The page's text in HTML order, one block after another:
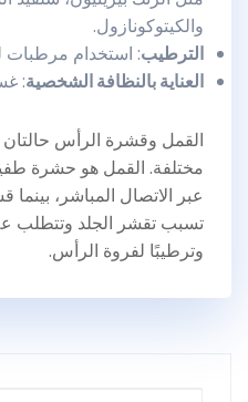
والكيتوكونازول.
الترطيب: استخدام مرطبات
العناية بالنظافة الشخصية:
القمل وقشرة الرأس حالتان
مختلفة. القمل هو حشرة
عبر الاتصال المباشر،
تسبب تقشر الجلد وتتطلب
وترطيبًا لفروة الرأس.